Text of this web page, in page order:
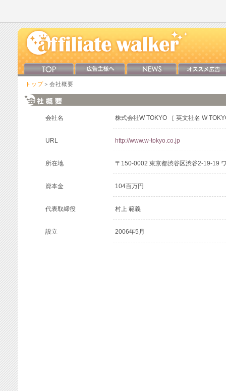
トップ ＞会社概要
会社名 株式会社W TOKYO ［ 英文社名 W
URL http://www.w-tokyo.co.jp
所在地 〒150-0002 東京都渋谷区渋谷2-19-19
資本金 104百万円
代表取締役 村上 範義
設立 2006年5月